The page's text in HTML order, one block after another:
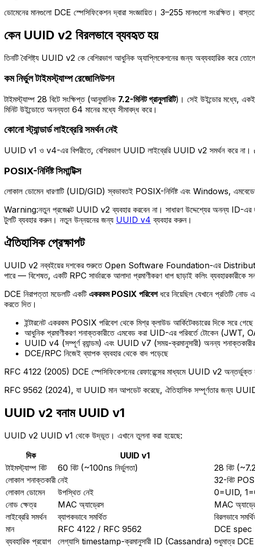
ডোমেনের মানগুলো DCE স্পেসিফিকেশন দ্বারা সংজ্ঞায়িত। 3–255 মানগুলো সংরক্ষিত।
কেন UUID v2 বিরলভাবে ব্যবহৃত হয়
তিনটি বৈশিষ্ট্য UUID v2 কে বেশিরভাগ আধুনিক অ্যাপ্লিকেশনের জন্য অব্যবহারিক করে
কম নির্ভুল টাইমস্ট্যাম্প রেজোলিউশন
টাইমস্ট্যাম্প 28 বিটে সংক্ষিপ্ত (আনুমানিক 7.2-মিনিট গ্রানুলারিটি)। সেই উইন্ডোর মধ্যে,
মিনিট উইন্ডোতে অনন্যতা 64 মানের মধ্যে সীমাবদ্ধ করে।
কোনো স্ট্যান্ডার্ড লাইব্রেরি সমর্থন নেই
UUID v1 ও v4-এর বিপরীতে, বেশিরভাগ UUID লাইব্রেরি UUID v2 সমর্থন করে না।
POSIX-নির্দিষ্ট সিমান্টিক্স
লোকাল ডোমেন ধারণাটি (UID/GID) স্বভাবতই POSIX-নির্দিষ্ট এবং Windows,
Warning:নতুন প্রজেক্টে UUID v2 ব্যবহার করবেন না। সাধারণ উদ্দেশ্যের অনন্য
টুলটি ব্যবহার করুন। নতুন উন্নয়নের জন্য UUID v4 ব্যবহার করুন।
ঐতিহাসিক প্রেক্ষাপট
UUID v2 নব্বইয়ের দশকের শুরুতে Open Software Foundation-এর Distributed
পারে — বিশেষত, একটি RPC সার্ভারকে আলাদা প্রমাণীকরণ ধাপ ছাড়াই কলিং ব্যবহারকারীকে
DCE নিরাপত্তা মডেলটি একটি একরকম POSIX পরিবেশধরে নিয়েছিল যেখানে প্রতিটি নোড
করতে দিত।
ইন্টারনেট একরকম POSIX পরিবেশ থেকে মিশ্র ক্লাউড আর্কিটেকচারের দিকে সরে গেছে
আধুনিক প্রমাণীকরণ শনাক্তকারীতে এমবেড করা UID-এর পরিবর্তে টোকেন (JWT,
UUID v4 (সম্পূর্ণ র‍্যান্ডম) এবং UUID v7 (সময়-ক্রমানুসারী) অনন্য শনাক্তকারীর
DCE/RPC নিজেই ব্যাপক ব্যবহার থেকে বাদ পড়েছে
RFC 4122 (2005) DCE স্পেসিফিকেশনের রেফারেন্সের মাধ্যমে UUID v2 অন্তর্ভুক্ত
RFC 9562 (2024), যা UUID মান আপডেট করেছে, ঐতিহাসিক সম্পূর্ণতার জন্য UUID v2
UUID v2 বনাম UUID v1
UUID v2 UUID v1 থেকে উদ্ভূত। এখানে তুলনা করা হয়েছে:
দিক
UUID v1
টাইমস্ট্যাম্প বিট
60 বিট (~100ns নির্ভুলতা)
28 বিট (~7.2-
লোকাল শনাক্তকারী নেই
32-বিট
লোকাল ডোমেন
উপস্থিত নেই
0=UID,
নোড ক্ষেত্র
MAC অ্যাড্রেস
MAC
লাইব্রেরি সমর্থন
ব্যাপকভাবে সমর্থিত
বিরলভাবে
মান
RFC 4122 / RFC 9562
DCE spec
ব্যবহারিক প্রয়োগ
লেগ্যাসি timestamp-ক্রমানুসারী ID (Cassandra) শুধুমাত্র